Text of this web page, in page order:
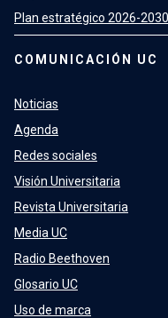
Plan estratégico 2026-2030
COMUNICACIÓN UC
Noticias
Agenda
Redes sociales
Visión Universitaria
Revista Universitaria
Media UC
Radio Beethoven
Glosario UC
Uso de marca